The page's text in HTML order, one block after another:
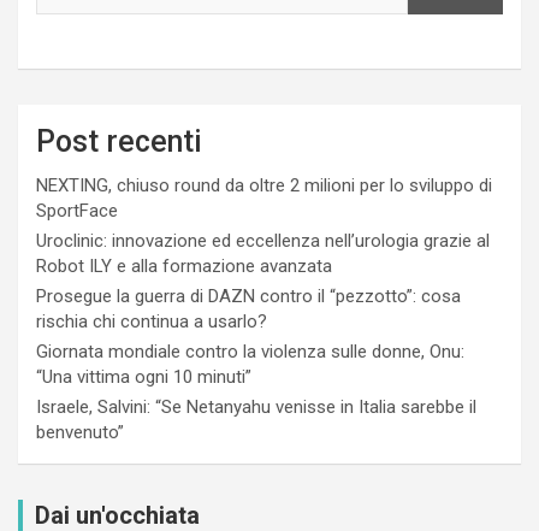
Post recenti
NEXTING, chiuso round da oltre 2 milioni per lo sviluppo di
SportFace
Uroclinic: innovazione ed eccellenza nell’urologia grazie al
Robot ILY e alla formazione avanzata
Prosegue la guerra di DAZN contro il “pezzotto”: cosa
rischia chi continua a usarlo?
Giornata mondiale contro la violenza sulle donne, Onu:
“Una vittima ogni 10 minuti”
Israele, Salvini: “Se Netanyahu venisse in Italia sarebbe il
benvenuto”
Dai un'occhiata